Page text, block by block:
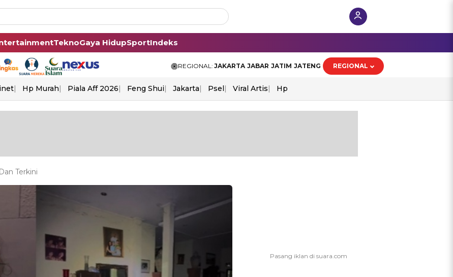
TeknoGaya HidupSportIndeks
REGIONAL: JAKARTA JABAR JATIM JATENG REGIONAL
Hp Murah Piala Aff 2026 Feng Shui Jakarta Psel Viral Artis Hp
Terkini